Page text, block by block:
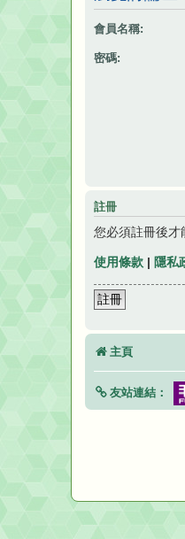
會員名稱:
密碼:
註冊
您必須註冊後才
使用條款 | 隱私
註冊
主頁
友站連結：